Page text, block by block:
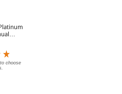
choose